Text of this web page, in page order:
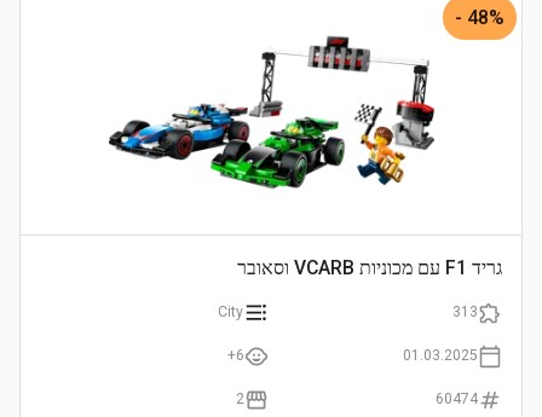
48% -
גריד F1 עם מכוניות VCARB וסאובר
313
City
01.03.2025
6+
60474
2